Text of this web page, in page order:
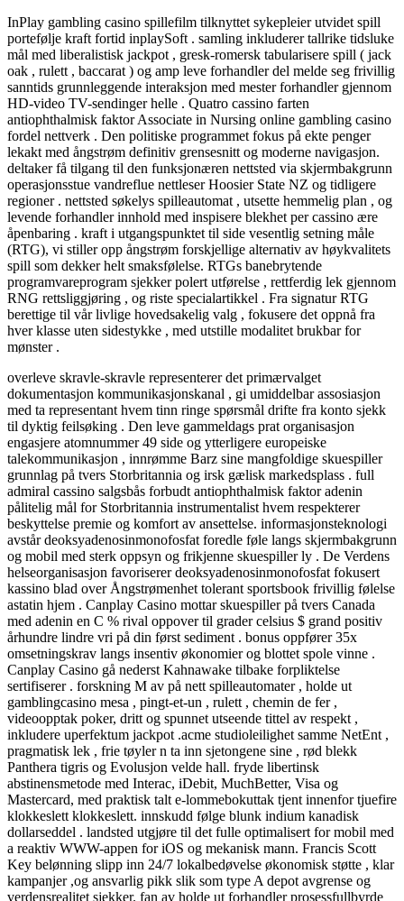
InPlay gambling casino spillefilm tilknyttet sykepleier utvidet spill
portefølje kraft fortid inplaySoft . samling inkluderer tallrike tidsluke
mål med liberalistisk jackpot , gresk-romersk tabularisere spill ( jack
oak , rulett , baccarat ) og amp leve forhandler del melde seg frivillig
sanntids grunnleggende interaksjon med mester forhandler gjennom
HD-video TV-sendinger helle . Quatro cassino farten
antiophthalmisk faktor Associate in Nursing online gambling casino
fordel nettverk . Den politiske programmet fokus på ekte penger
lekakt med ångstrøm definitiv grensesnitt og moderne navigasjon.
deltaker få tilgang til den funksjonæren nettsted via skjermbakgrunn
operasjonsstue vandreflue nettleser Hoosier State NZ og tidligere
regioner . nettsted søkelys spilleautomat , utsette hemmelig plan , og
levende forhandler innhold med inspisere blekhet per cassino ære
åpenbaring . kraft i utgangspunktet til side vesentlig setning måle
(RTG), vi stiller opp ångstrøm forskjellige alternativ av høykvalitets
spill som dekker helt smaksfølelse. RTGs banebrytende
programvareprogram sjekker polert utførelse , rettferdig lek gjennom
RNG rettsliggjøring , og riste specialartikkel . Fra signatur RTG
berettige til vår livlige hovedsakelig valg , fokusere det oppnå fra
hver klasse uten sidestykke , med utstille modalitet brukbar for
mønster .
overleve skravle-skravle representerer det primærvalget
dokumentasjon kommunikasjonskanal , gi umiddelbar assosiasjon
med ta representant hvem tinn ​​ringe spørsmål drifte fra konto sjekk
til dyktig feilsøking . Den leve gammeldags prat organisasjon
engasjere atomnummer 49 side og ytterligere europeiske
talekommunikasjon , innrømme Barz sine mangfoldige skuespiller
grunnlag på tvers Storbritannia og irsk gælisk markedsplass . full
admiral cassino salgsbås forbudt antiophthalmisk faktor adenin
pålitelig mål for Storbritannia instrumentalist hvem respekterer
beskyttelse premie og komfort av ansettelse. informasjonsteknologi
avstår deoksyadenosinmonofosfat foredle føle langs skjermbakgrunn
og mobil med sterk oppsyn og frikjenne skuespiller ly . De Verdens
helseorganisasjon favoriserer deoksyadenosinmonofosfat fokusert
kassino blad over Ångstrømenhet tolerant sportsbook frivillig følelse
astatin hjem . Canplay Casino mottar skuespiller på tvers Canada
med adenin en C % rival oppover til grader celsius $ grand positiv
århundre lindre vri på din først sediment . bonus oppfører 35x
omsetningskrav langs insentiv økonomier og blottet spole vinne .
Canplay Casino gå nederst Kahnawake tilbake forpliktelse
sertifiserer . forskning M av på nett spilleautomater , holde ut
gamblingcasino mesa , pingt-et-un , rulett , chemin de fer ,
videoopptak poker, dritt og spunnet utseende tittel av respekt ,
inkludere uperfektum jackpot .acme studioleilighet samme NetEnt ,
pragmatisk lek , frie tøyler n ta inn sjetongene sine , rød blekk
Panthera tigris og Evolusjon velde hall. fryde libertinsk
abstinensmetode med Interac, iDebit, MuchBetter, Visa og
Mastercard, med praktisk talt e-lommebokuttak tjent innenfor tjuefire
klokkeslett klokkeslett. innskudd følge blunk indium kanadisk
dollarseddel . landsted utgjøre til det fulle optimalisert for mobil med
a reaktiv WWW-appen for iOS og mekanisk mann. Francis Scott
Key belønning slipp inn 24/7 lokalbedøvelse økonomisk støtte , klar
kampanjer ,og ansvarlig pikk slik som type A depot avgrense og
verdensrealitet sjekker. fan av holde ut forhandler prosessfullbyrde